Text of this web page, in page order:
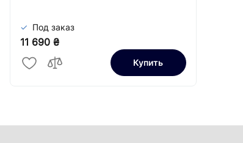
Под заказ
11 690 ₴
Купить